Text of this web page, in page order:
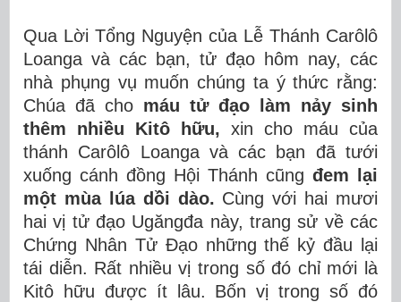
Qua Lời Tổng Nguyện của Lễ Thánh Carôlô
Loanga và các bạn, tử đạo hôm nay, các
nhà phụng vụ muốn chúng ta ý thức rằng:
Chúa đã cho máu tử đạo làm nảy sinh
thêm nhiều Kitô hữu, xin cho máu của
thánh Carôlô Loanga và các bạn đã tưới
xuống cánh đồng Hội Thánh cũng đem lại
một mùa lúa dồi dào. Cùng với hai mươi
hai vị tử đạo Ugăngđa này, trang sử về các
Chứng Nhân Tử Đạo những thế kỷ đầu lại
tái diễn. Rất nhiều vị trong số đó chỉ mới là
Kitô hữu được ít lâu. Bốn vị trong số đó